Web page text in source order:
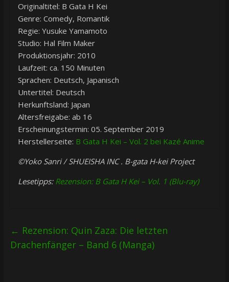
Originaltitel: B Gata H Kei
Genre: Comedy, Romantik
Regie: Yusuke Yamamoto
Studio: Hal Film Maker
Produktionsjahr: 2010
Laufzeit: ca. 150 Minuten
Sprachen: Deutsch, Japanisch
Untertitel: Deutsch
Herkunftsland: Japan
Altersfreigabe: ab 16
Erscheinungstermin: 05. September 2019
Herstellerseite: B Gata H Kei – Vol. 2 bei Kazé Anime
©Yoko Sanri / SHUEISHA INC . B-gata H-kei Project
Lesetipps: Rezension: B Gata H Kei – Vol. 1 (Blu-ray)
← Rezension: Quin Zaza: Die letzten
Drachenfänger – Band 6 (Manga)